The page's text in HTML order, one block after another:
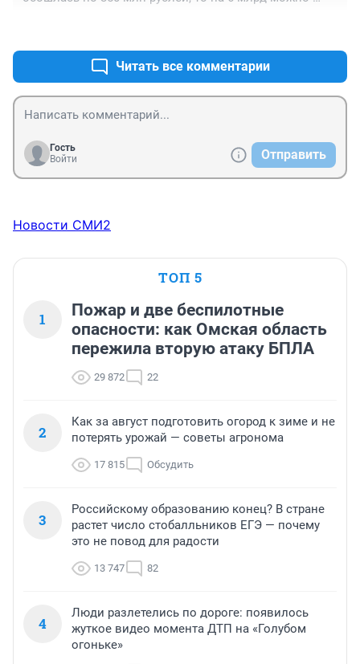
как и метро потом бросят недостроем и скажут, чтобы
люди на автобусах ездили!!!
Читать все комментарии
Гость
Войти
Отправить
Новости СМИ2
ТОП 5
1
Пожар и две беспилотные
опасности: как Омская область
пережила вторую атаку БПЛА
29 872 22
2
Как за август подготовить огород к зиме и не
потерять урожай — советы агронома
17 815 Обсудить
3
Российскому образованию конец? В стране
растет число стобалльников ЕГЭ — почему
это не повод для радости
13 747 82
4
Люди разлетелись по дороге: появилось
жуткое видео момента ДТП на «Голубом
огоньке»